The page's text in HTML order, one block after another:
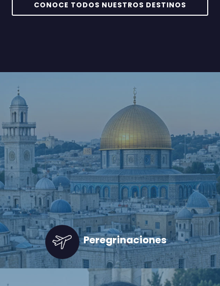
CONOCE TODOS NUESTROS DESTINOS
Peregrinaciones